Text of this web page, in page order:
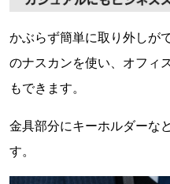
かぶらず簡単に取り外しが
のナスカンを使い、オフィ
もできます。
金具部分にキーホルダーな
す。